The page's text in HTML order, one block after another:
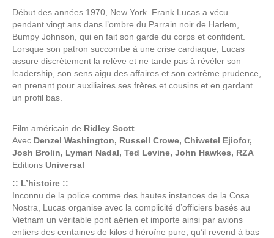
Début des années 1970, New York. Frank Lucas a vécu
pendant vingt ans dans l’ombre du Parrain noir de Harlem,
Bumpy Johnson, qui en fait son garde du corps et confident.
Lorsque son patron succombe à une crise cardiaque, Lucas
assure discrètement la relève et ne tarde pas à révéler son
leadership, son sens aigu des affaires et son extrême prudence,
en prenant pour auxiliaires ses frères et cousins et en gardant
un profil bas.
Film américain de Ridley Scott
Avec Denzel Washington, Russell Crowe, Chiwetel Ejiofor,
Josh Brolin, Lymari Nadal, Ted Levine, John Hawkes, RZA
Editions Universal
:: L’histoire ::
Inconnu de la police comme des hautes instances de la Cosa
Nostra, Lucas organise avec la complicité d’officiers basés au
Vietnam un véritable pont aérien et importe ainsi par avions
entiers des centaines de kilos d’héroïne pure, qu’il revend à bas